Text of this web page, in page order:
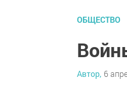
ОБЩЕСТВО
Автор, 6